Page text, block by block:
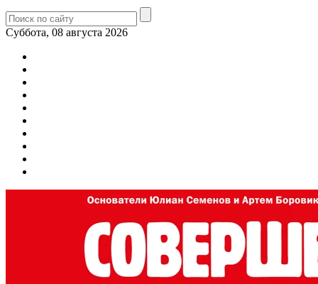
Суббота, 08 августа 2026